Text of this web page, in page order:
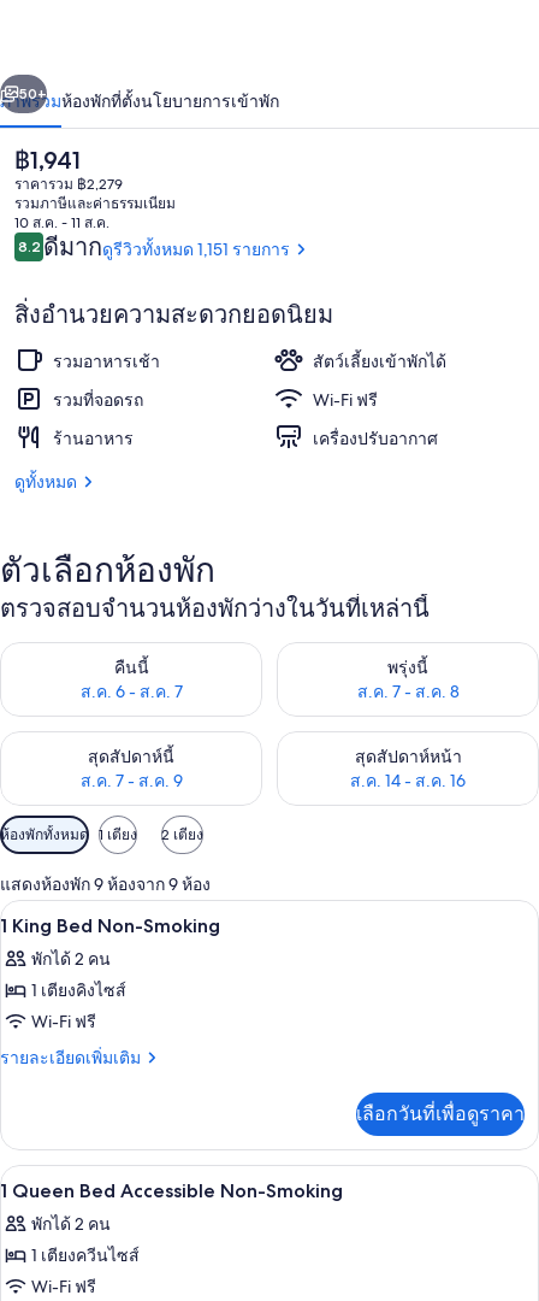
ด์
แฮม
ฮู
เวอร์
เบอร์
มิง
แฮม
ห้องพัก, เตียงควีนไซส์ 2 เตียง, ปลอด
า
ถัดไป
50+
ภาพรวมห้องพักที่ตั้งนโยบายการเข้าพัก
ราคา
ปัจจุบัน
฿1,941
฿1,941
ราคารวม ฿2,279
รวมภาษีและค่าธรรมเนียม
10 ส.ค. - 11 ส.ค.
รีวิว
8.28.2 จาก 10
ดีมากดูรีวิวทั้งหมด 1,151 รายการ
สิ่งอำนวยความสะดวกยอดนิยม
รวมอาหารเช้า
สัตว์เลี้ยงเข้าพักได้
รวมที่จอดรถ
Wi-Fi ฟรี
ร้านอาหาร
เครื่องปรับอากาศ
ดูทั้งหมด
ตัวเลือกห้องพัก
ตรวจสอบจำนวนห้องพักว่างในวันที่เหล่านี้
คืนนี้
ส.ค. 6 - ส.ค. 7
ตรวจสอบจำนวนห้องพักว่างในคืนนี้ ส.ค. 6 - ส.ค. 7พรุ่งนี้
ส.ค. 7 - ส.ค. 8
ตรวจสอบจำนวนห้องพักว่างใน
สุดสัปดาห์นี้
ส.ค. 7 - ส.ค. 9
ตรวจสอบจำนวนห้องพักว่างในสุดสัปดาห์นี้ ส.ค. 7 - ส.ค. 9
สุดสัปดาห์หน้า
ส.ค. 14 - ส.ค. 16
ตรวจสอบจำนวนห้องพักว่างใน
ตัว
กรอง
ที่
มี
ให้
สำหรับ
ห้อง
ห้องพักทั้งหมด 1 เตียง 2 เตียง
แสดงห้องพัก 9 ห้องจาก 9 ห้อง
เปิด
ภาพถ่าย
ทั้งหมด
ของ
1
Non-
Smoking
ตู้นิรภัยในห้องพัก, โต๊ะทำงาน, เตารีด/
5
1 King Bed Non-Smoking
พักได้ 2 คน
1 เตียงคิงไซส์
Wi-Fi ฟรี
รายละเอียดเพิ่มเติม
ราย
เกี่ยว
กับ
1
Bed
Non-
เลือกวันที่เพื่อดูราคา
เปิด
ภาพถ่าย
ทั้งหมด
ของ
ตู้นิรภัยในห้องพัก, โต๊ะทำงาน, เตารีด/
6
1 Queen Bed Accessible Non-Smoking
พักได้ 2 คน
1 เตียงควีนไซส์
Wi-Fi ฟรี